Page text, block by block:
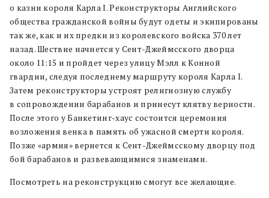
о казни короля Карла I. Реконструкторы Английского
общества гражданской войны будут одеты и экипированы
так же, как и их предки из королевского войска 370 лет
назад. Шествие начнется у Сент-Джеймсского дворца
около 11:15 и пройдет через улицу Мэлл к Конной
гвардии, следуя последнему маршруту короля Карла I.
Затем реконструкторы устроят религиозную службу
в сопровождении барабанов и принесут клятву верности.
После этого у Банкетинг-хаус состоится церемония
возложения венка в память об ужасной смерти короля.
Позже «армия» вернется к Сент-Джеймсскому дворцу под
бой барабанов и развевающимися знаменами.
Посмотреть на реконструкцию смогут все желающие.